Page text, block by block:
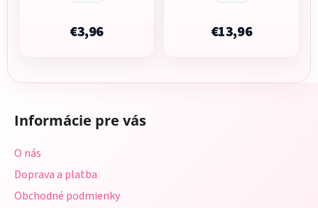
€3,96 €13,96
Informácie pre vás
O nás
Doprava a platba
Obchodné podmienky